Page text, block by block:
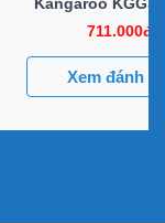
711.000đ
Xem đánh